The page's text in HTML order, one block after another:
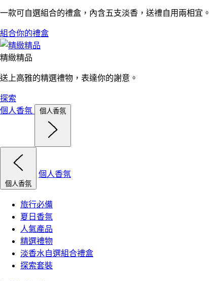
一款可自選組合的禮盒，內含五支淡香，送禮自用兩相宜。
組合你的禮盒
精緻精品
送上高雅的精選禮物，表達你的謝意。
探索
個人香氛
個人香氛
個人香氛
個人香氛
旅行必備
夏日香氛
人氣產品
精選禮物
淡香水自選組合禮盒
探索套裝